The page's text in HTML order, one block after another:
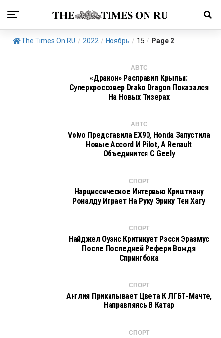
The Times On RU / 2022 / Ноябрь / 15 / Page 2
АВТО
«Дракон» Расправил Крылья:
Суперкроссовер Drako Dragon Показался
На Новых Тизерах
АВТО
Volvo Представила EX90, Honda Запустила
Новые Accord И Pilot, А Renault
Объединится С Geely
СПОРТ
Нарциссическое Интервью Криштиану
Роналду Играет На Руку Эрику Тен Хагу
СПОРТ
Найджел Оуэнс Критикует Рэсси Эразмус
После Последней Рефери Вождя
Спрингбока
СПОРТ
Англия Прикалывает Цвета К ЛГБТ-Мачте,
Направляясь В Катар
СПОРТ